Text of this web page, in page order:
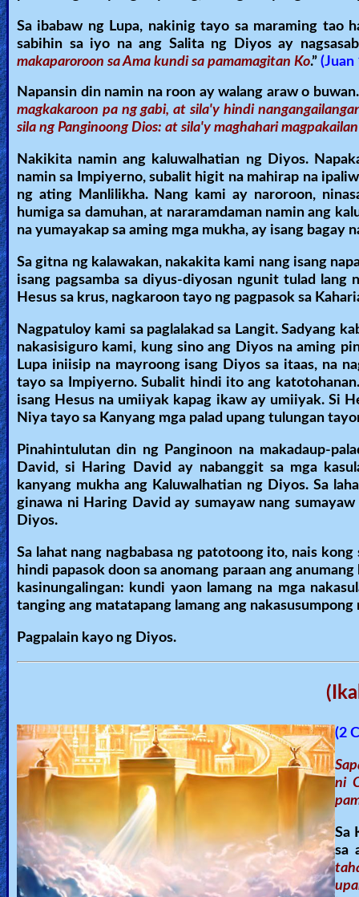
Sa ibabaw ng Lupa, nakinig tayo sa maraming tao
sabihin sa iyo na ang Salita ng Diyos ay
makaparoroon sa Ama kundi sa pamamagitan Ko.” (Juan
Napansin din namin na roon ay walang araw o
magkakaroon pa ng gabi, at sila'y hindi
sila ng Panginoong Dios: at sila'y maghahari
Nakikita namin ang kaluwalhatian ng Diyos.
namin sa Impiyerno, subalit higit na mahirap na
ng ating Manlilikha. Nang kami ay naroroon,
humiga sa damuhan, at nararamdaman namin ang
na yumayakap sa aming mga mukha, ay isang bagay
Sa gitna ng kalawakan, nakakita kami nang isang
isang pagsamba sa diyus-diyosan ngunit tulad lang
Hesus sa krus, nagkaroon tayo ng pagpasok sa
Nagpatuloy kami sa paglalakad sa Langit. Sadyang
nakasisiguro kami, kung sino ang Diyos na aming
Lupa iniisip na mayroong isang Diyos sa itaas, na
tayo sa Impiyerno. Subalit hindi ito ang
isang Hesus na umiiyak kapag ikaw ay umiiyak. Si
Niya tayo sa Kanyang mga palad upang tulungan
Pinahintulutan din ng Panginoon na makadaup-
David, si Haring David ay nabanggit sa mga
kanyang mukha ang Kaluwalhatian ng Diyos. Sa
ginawa ni Haring David ay sumayaw nang
Diyos.
Sa lahat nang nagbabasa ng patotoong ito, nais
hindi papasok doon sa anomang paraan ang
kasinungalingan: kundi yaon lamang na mga
tanging ang matatapang lamang ang nakasusumpong
Pagpalain kayo ng Diyos.
(2
ni
Sa
sa